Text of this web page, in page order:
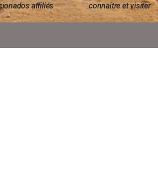
affiliés
connaitre et visiter